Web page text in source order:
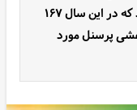
سازمان در سال ۱۴۰۳ خبر داد و اعلام کرد که در این سال ۱۶۷
پرسنل مورد